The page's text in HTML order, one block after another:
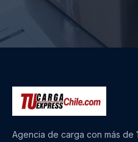
Agencia de carga con más de